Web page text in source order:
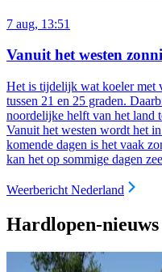
7 aug, 13:51
Vanuit het westen
Het is tijdelijk wat koeler met
tussen 21 en 25 graden.
noordelijke helft van het land
Vanuit het westen wordt het
komende dagen is het vaak
kan het op sommige dagen
Weerbericht Nederland
Hardlopen-nieuws